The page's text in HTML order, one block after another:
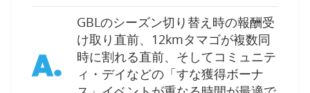
A.
GBLのシーズン切り替え時の報酬受
け取り直前、12kmタマゴが複数同
時に割れる直前、そしてコミュニテ
ィ・デイなどの「すな獲得ボーナ